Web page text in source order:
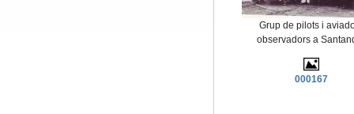
Grup de pilots i
observadors a
000167